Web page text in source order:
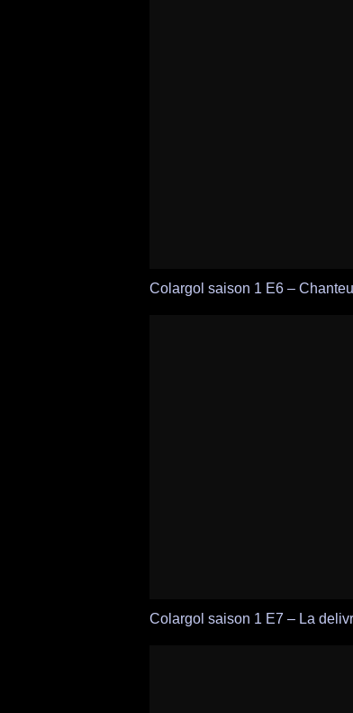
Colargol saison 1 E6 –
Colargol saison 1 E7 – La